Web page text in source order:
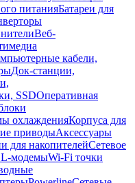
питанияБатареи для
Веб-
кабели,
Док-станции,
SSDОперативная
охлажденияКорпуса для
приводыАксессуары
для накопителейСетевое
модемыWi-Fi точки